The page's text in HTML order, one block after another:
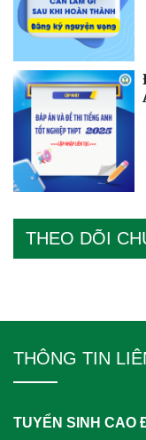
THEO DÕI
THÔNG TIN
TUYỂN SINH CAO